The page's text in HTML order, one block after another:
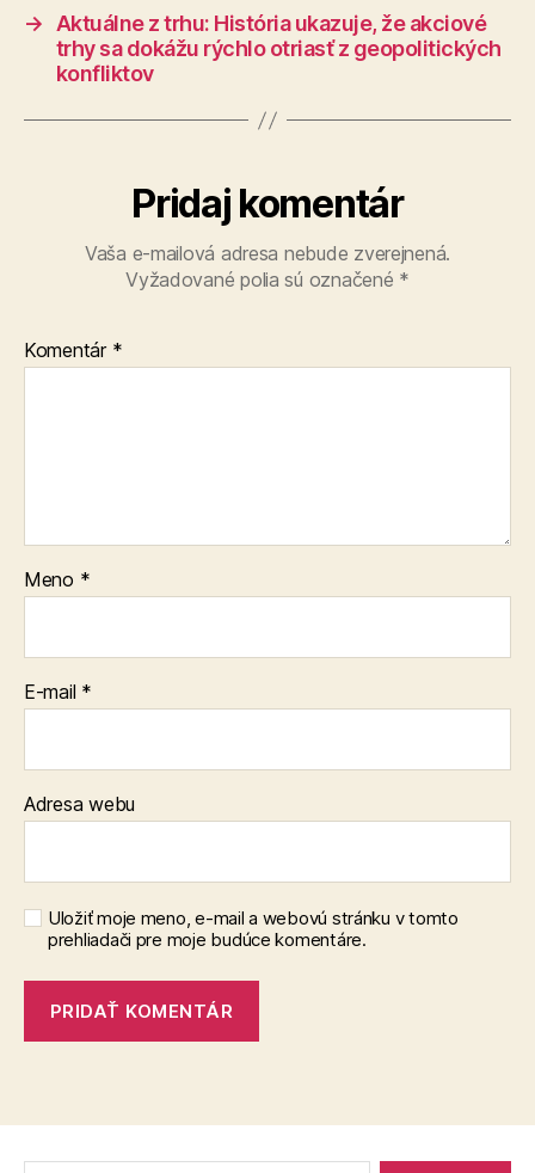
→
Aktuálne z trhu: História ukazuje, že akciové
trhy sa dokážu rýchlo otriasť z geopolitických
konfliktov
Pridaj komentár
Vaša e-mailová adresa nebude zverejnená.
Vyžadované polia sú označené *
Komentár *
Meno *
E-mail *
Adresa webu
Uložiť moje meno, e-mail a webovú stránku v tomto
prehliadači pre moje budúce komentáre.